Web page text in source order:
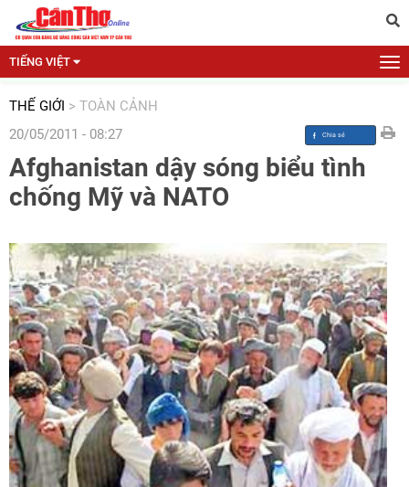
TIẾNG VIỆT
THẾ GIỚI > TOÀN CẢNH
20/05/2011 - 08:27
Afghanistan dậy sóng biểu tình
chống Mỹ và NATO